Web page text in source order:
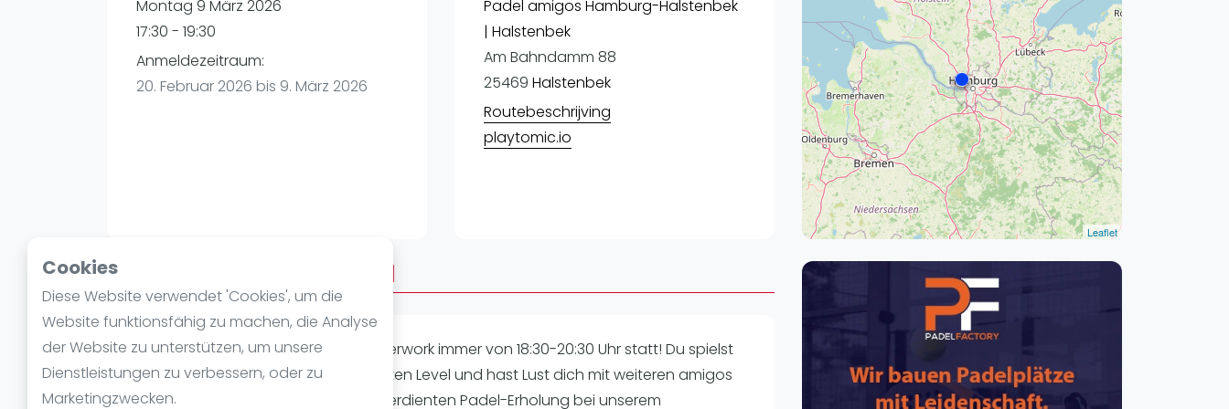
Cookies
Diese Website verwendet 'Cookies', um die
Website funktionsfähig zu machen, die Analyse
der Website zu unterstützen, um unsere
Dienstleistungen zu verbessern, oder zu
Marketingzwecken.
Verschiedenes
Dortmund
Essen
Montag 9 März 2026
17:30 - 19:30
Anmeldezeitraum:
20. Februar 2026 bis 9. März 2026
Padel amigos Hamburg-Halstenbek
| Halstenbek
Am Bahndamm 88
25469 Halstenbek
Routebeschrijving
playtomic.io
Leaflet
Über Afterwork Advanced
ACHTUNG: Ab Februar findet das Afterwork immer von 18:30-20:30 Uhr statt! Du spielst
Padel bereits auf einem ambitionierten Level und hast Lust dich mit weiteren amigos
zu messen? Dann kommt zur Wohlverdienten Padel-Erholung bei unserem